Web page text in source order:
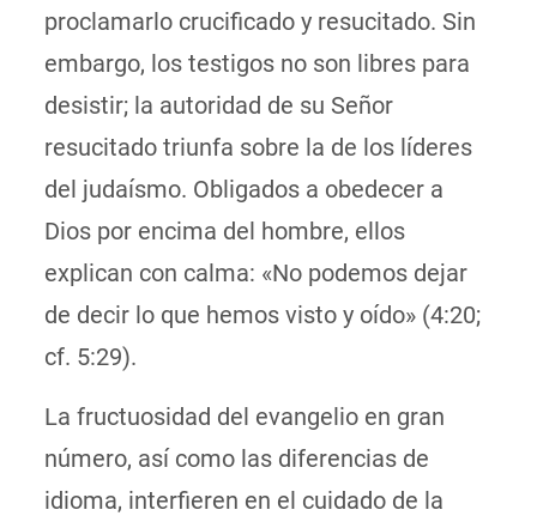
proclamarlo crucificado y resucitado. Sin
embargo, los testigos no son libres para
desistir; la autoridad de su Señor
resucitado triunfa sobre la de los líderes
del judaísmo. Obligados a obedecer a
Dios por encima del hombre, ellos
explican con calma: «No podemos dejar
de decir lo que hemos visto y oído» (4:20;
cf. 5:29).
La fructuosidad del evangelio en gran
número, así como las diferencias de
idioma, interfieren en el cuidado de la